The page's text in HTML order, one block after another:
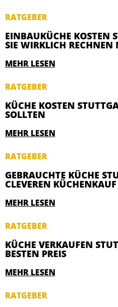
RATGEBER
EINBAUKÜCHE KOSTEN
SIE WIRKLICH RECHNEN
MEHR LESEN
RATGEBER
KÜCHE KOSTEN
SOLLTEN
MEHR LESEN
RATGEBER
GEBRAUCHTE KÜCHE
CLEVEREN KÜCHENKAUF
MEHR LESEN
RATGEBER
KÜCHE VERKAUFEN
BESTEN PREIS
MEHR LESEN
RATGEBER